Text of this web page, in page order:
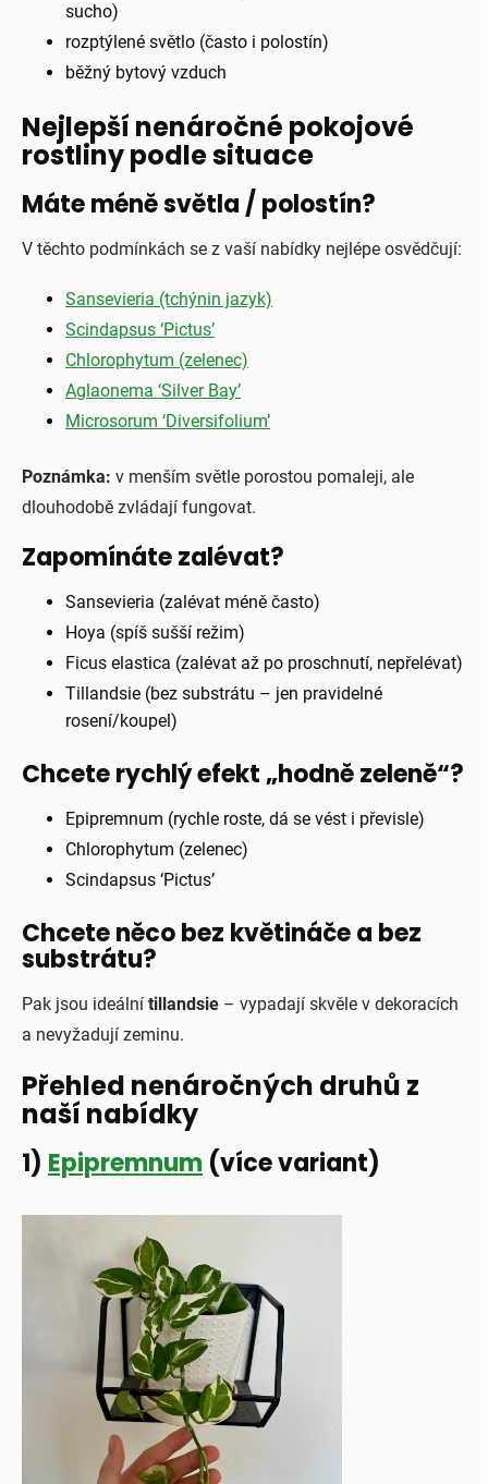
sucho)
rozptýlené světlo (často i polostín)
běžný bytový vzduch
Nejlepší nenáročné pokojové
rostliny podle situace
Máte méně světla / polostín?
V těchto podmínkách se z vaší nabídky nejlépe osvědčují:
Sansevieria (tchýnin jazyk)
Scindapsus ‘Pictus’
Chlorophytum (zelenec)
Aglaonema ‘Silver Bay’
Microsorum ‘Diversifolium’
Poznámka: v menším světle porostou pomaleji, ale
dlouhodobě zvládají fungovat.
Zapomínáte zalévat?
Sansevieria (zalévat méně často)
Hoya (spíš sušší režim)
Ficus elastica (zalévat až po proschnutí, nepřelévat)
Tillandsie (bez substrátu – jen pravidelné
rosení/koupel)
Chcete rychlý efekt „hodně zeleně“?
Epipremnum (rychle roste, dá se vést i převisle)
Chlorophytum (zelenec)
Scindapsus ‘Pictus’
Chcete něco bez květináče a bez
substrátu?
Pak jsou ideální tillandsie – vypadají skvěle v dekoracích
a nevyžadují zeminu.
Přehled nenáročných druhů z
naší nabídky
1) Epipremnum (více variant)